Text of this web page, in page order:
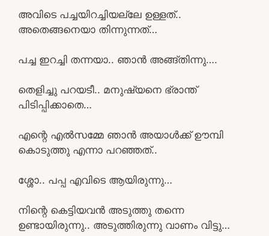
അവിടെ പച്ചയിറച്ചിയല്ലേ ഉള്ളത്..
അതെങ്ങനെയാ തിന്നുന്നത്…
പച്ച ഇറച്ചി തന്നയാ.. ഞാൻ അങ്ങ്തിന്നു….
തെളിച്ചു പറയടീ.. മനുഷ്യനെ ഭ്രാന്ത്‌
പിടിപ്പിക്കാതെ…
എന്റെ എൽസമ്മേ ഞാൻ അയാൾക്ക്‌ ഊമ്പി
കൊടുത്തു എന്നാ പറഞ്ഞത്..
ശ്ശോ.. പപ്പ എവിടെ ആയിരുന്നു…
നിന്റെ കെട്ടിയവൻ അടുത്തു തന്നെ
ഉണ്ടായിരുന്നു.. അടുത്തിരുന്നു വാണം വിട്ടു…